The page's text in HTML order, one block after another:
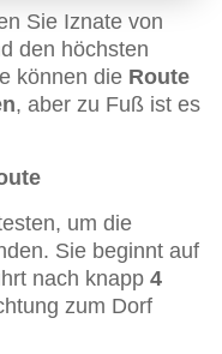
Sie Iznate von
den höchsten
können die Route
, aber zu Fuß ist es
um die
Sie beginnt auf
nach knapp 4
zum Dorf